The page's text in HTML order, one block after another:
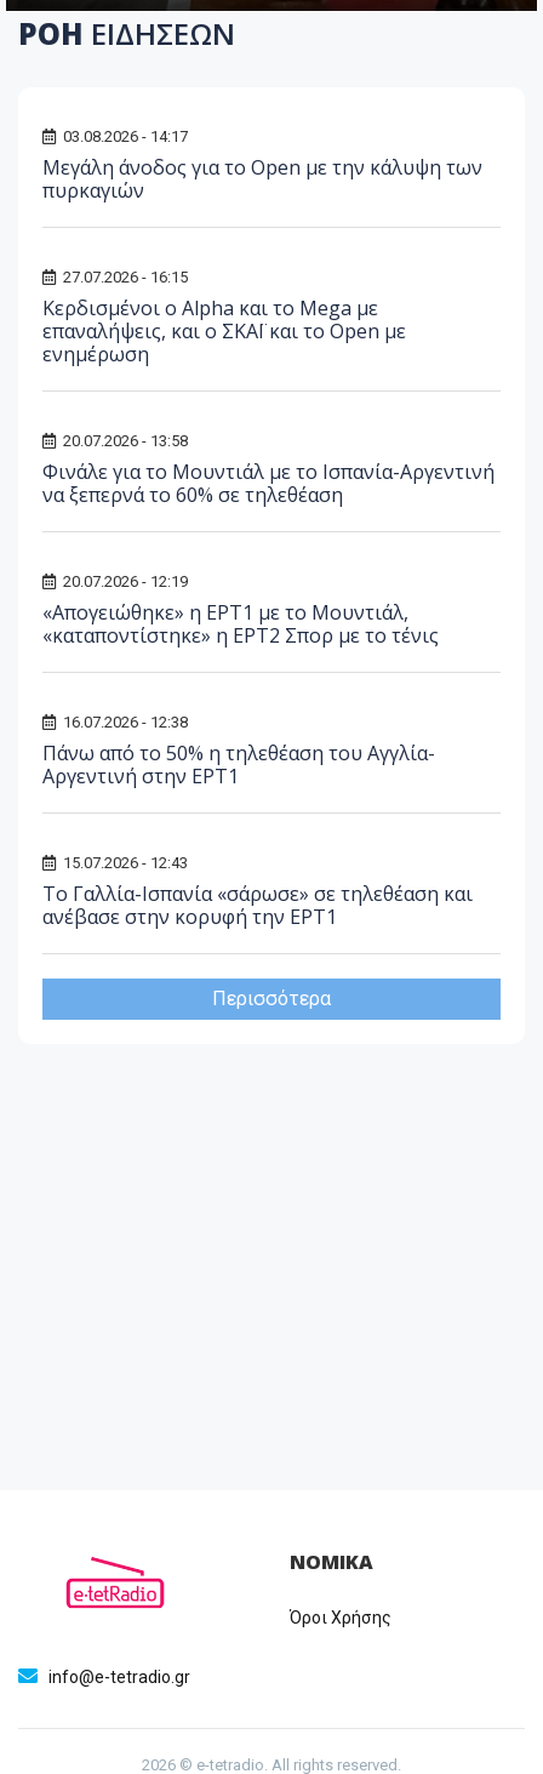
ΡΟΗ ΕΙΔΗΣΕΩΝ
03.08.2026 - 14:17
Μεγάλη άνοδος για το Open με την κάλυψη των
πυρκαγιών
27.07.2026 - 16:15
Κερδισμένοι ο Alpha και το Mega με
επαναλήψεις, και ο ΣΚΑΪ και το Open με
ενημέρωση
20.07.2026 - 13:58
Φινάλε για το Μουντιάλ με το Ισπανία-Αργεντινή
να ξεπερνά το 60% σε τηλεθέαση
20.07.2026 - 12:19
«Απογειώθηκε» η ΕΡΤ1 με το Μουντιάλ,
«καταποντίστηκε» η ΕΡΤ2 Σπορ με το τένις
16.07.2026 - 12:38
Πάνω από το 50% η τηλεθέαση του Αγγλία-
Αργεντινή στην ΕΡΤ1
15.07.2026 - 12:43
Το Γαλλία-Ισπανία «σάρωσε» σε τηλεθέαση και
ανέβασε στην κορυφή την ΕΡΤ1
Περισσότερα
info@e-tetradio.gr
ΝΟΜΙΚΑ
Όροι Χρήσης
2026 © e-tetradio. All rights reserved.